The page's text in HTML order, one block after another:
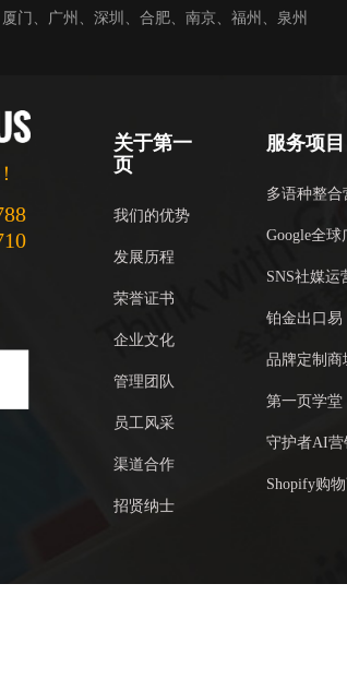
厦门、广州、深圳、合肥、南京、福州、泉州
关于第一
页
我们的优势
发展历程
荣誉证书
企业文化
管理团队
员工风采
渠道合作
招贤纳士
服务项目
多语种整合
Google全
SNS社媒运
铂金出口易
品牌定制商
第一页学堂
守护者AI营
Shopify购